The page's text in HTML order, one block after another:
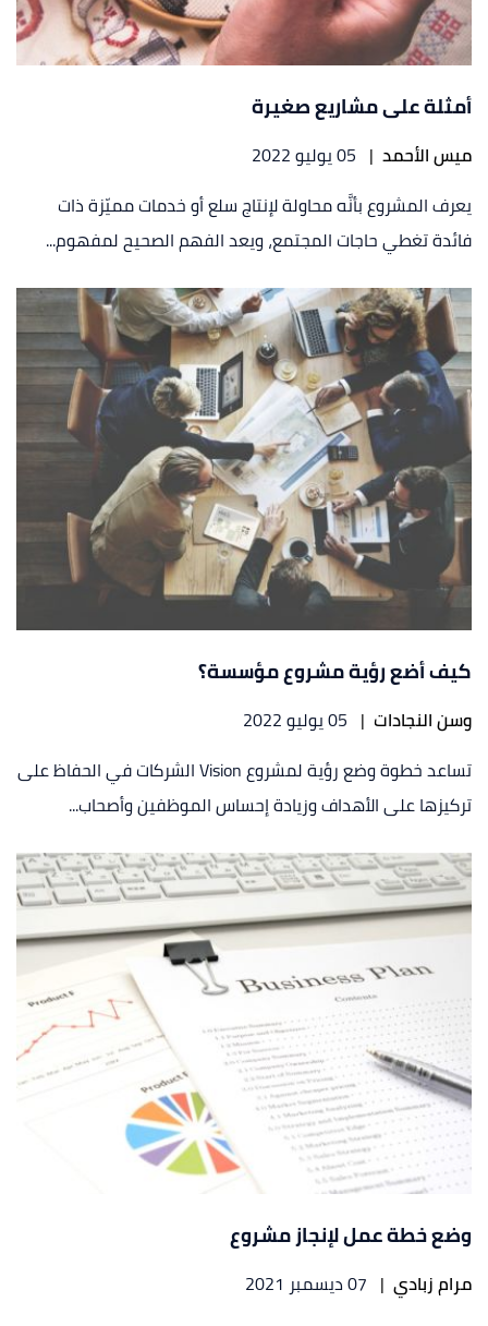
أمثلة على مشاريع صغيرة
ميس الأحمد | 05 يوليو 2022
يعرف المشروع بأنَّه محاولة لإنتاج سلع أو خدمات مميّزة ذات
فائدة تغطي حاجات المجتمع، ويعد الفهم الصحيح لمفهوم...
كيف أضع رؤية مشروع مؤسسة؟
وسن النجادات | 05 يوليو 2022
تساعد خطوة وضع رؤية لمشروع Vision الشركات في الحفاظ على
تركيزها على الأهداف وزيادة إحساس الموظفين وأصحاب...
وضع خطة عمل لإنجاز مشروع
مرام زبادي | 07 ديسمبر 2021